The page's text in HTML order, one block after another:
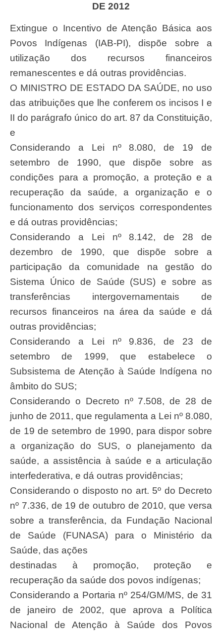
DE 2012
Extingue o Incentivo de Atenção Básica aos
Povos Indígenas (IAB-PI), dispõe sobre a
utilização dos recursos financeiros
remanescentes e dá outras providências.
O MINISTRO DE ESTADO DA SAÚDE, no uso
das atribuições que lhe conferem os incisos I e
II do parágrafo único do art. 87 da Constituição,
e
Considerando a Lei nº 8.080, de 19 de
setembro de 1990, que dispõe sobre as
condições para a promoção, a proteção e a
recuperação da saúde, a organização e o
funcionamento dos serviços correspondentes
e dá outras providências;
Considerando a Lei nº 8.142, de 28 de
dezembro de 1990, que dispõe sobre a
participação da comunidade na gestão do
Sistema Único de Saúde (SUS) e sobre as
transferências intergovernamentais de
recursos financeiros na área da saúde e dá
outras providências;
Considerando a Lei nº 9.836, de 23 de
setembro de 1999, que estabelece o
Subsistema de Atenção à Saúde Indígena no
âmbito do SUS;
Considerando o Decreto nº 7.508, de 28 de
junho de 2011, que regulamenta a Lei nº 8.080,
de 19 de setembro de 1990, para dispor sobre
a organização do SUS, o planejamento da
saúde, a assistência à saúde e a articulação
interfederativa, e dá outras providências;
Considerando o disposto no art. 5º do Decreto
nº 7.336, de 19 de outubro de 2010, que versa
sobre a transferência, da Fundação Nacional
de Saúde (FUNASA) para o Ministério da
Saúde, das ações
destinadas à promoção, proteção e
recuperação da saúde dos povos indígenas;
Considerando a Portaria nº 254/GM/MS, de 31
de janeiro de 2002, que aprova a Política
Nacional de Atenção à Saúde dos Povos